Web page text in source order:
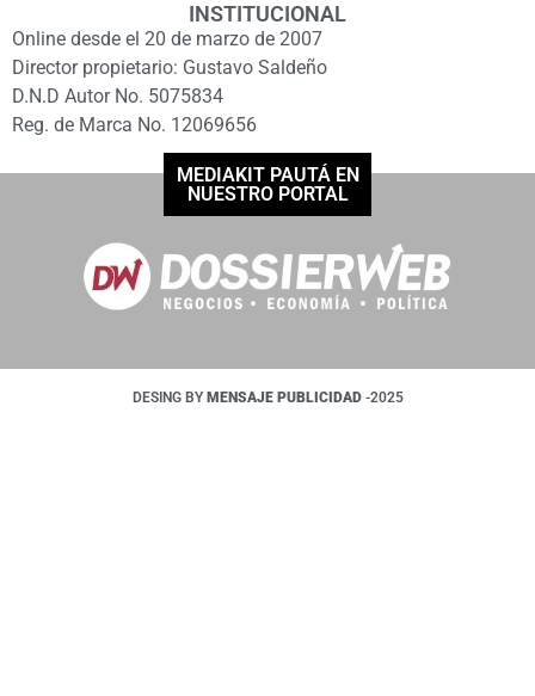
INSTITUCIONAL
Online desde el 20 de marzo de 2007
Director propietario: Gustavo Saldeño
D.N.D Autor No. 5075834
Reg. de Marca No. 12069656
MEDIAKIT PAUTÁ EN
NUESTRO PORTAL
DESING BY MENSAJE PUBLICIDAD -2025